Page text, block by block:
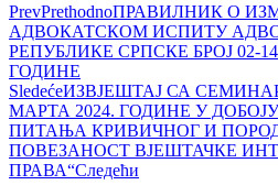
PrevPrethodnoПРАВИЛНИК О
АДВОКАТСКОМ ИСПИТУ
РЕПУБЛИКЕ СРПСКЕ БРОЈ 02-14/
ГОДИНЕ
SledećeИЗВЈЕШТАЈ СА
МАРТА 2024. ГОДИНЕ У
ПИТАЊА КРИВИЧНОГ И
ПОВЕЗАНОСТ ВЈЕШТАЧКЕ
ПРАВА“Следећи